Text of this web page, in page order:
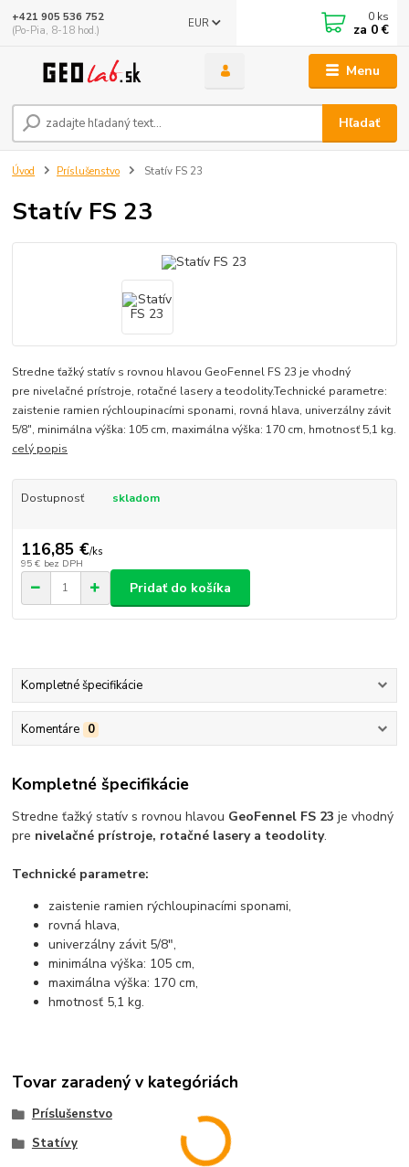
Menu
EUR
Hľadať
+421 905 536 752
(Po-Pia, 8-18 hod.)
0 ks
za 0 €
Úvod Príslušenstvo Statív FS 23
Statív FS 23
Stredne ťažký statív s rovnou hlavou GeoFennel FS 23 je vhodný
pre nivelačné prístroje, rotačné lasery a teodolity.Technické parametre:
zaistenie ramien rýchloupinacími sponami, rovná hlava, univerzálny závit
5/8", minimálna výška: 105 cm, maximálna výška: 170 cm, hmotnosť 5,1 kg.
celý popis
Dostupnosť skladom
116,85 €/ks
95 € bez DPH
Pridať do košíka
Kompletné špecifikácie
Komentáre 0
Kompletné špecifikácie
Stredne ťažký statív s rovnou hlavou GeoFennel FS 23je vhodný
pre nivelačné prístroje, rotačné lasery a teodolity.
Technické parametre:
zaistenie ramien rýchloupinacími sponami,
rovná hlava,
univerzálny závit 5/8",
minimálna výška: 105 cm,
maximálna výška: 170 cm,
hmotnosť 5,1 kg.
Tovar zaradený v kategóriách
Príslušenstvo
Statívy